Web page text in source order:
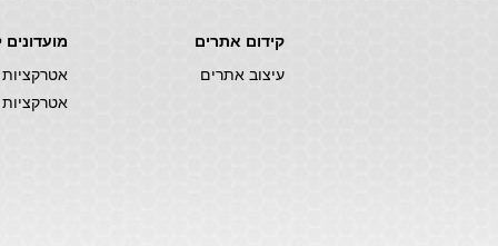
אטרקציות
קידום אתרים
עיצוב אתרים